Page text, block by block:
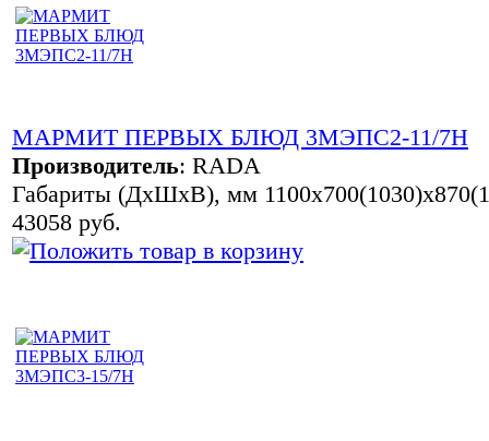
МАРМИТ ПЕРВЫХ БЛЮД 3МЭПС2-11/7Н
Производитель: RADA
Габариты (ДхШхВ), мм
43058 руб.